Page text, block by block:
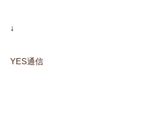
↓
YES通信